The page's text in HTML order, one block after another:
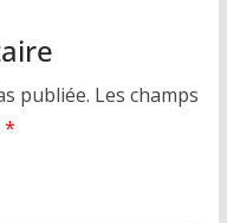
publiée. Les champs
*